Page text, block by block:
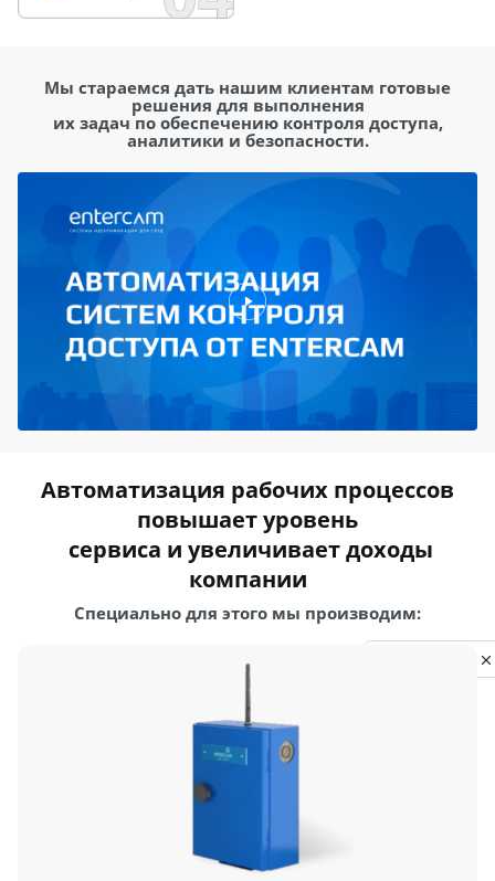
Мы стараемся дать нашим клиентам готовые
решения для выполнения
их задач по обеспечению контроля доступа,
аналитики и безопасности.
Автоматизация рабочих процессов
повышает уровень
сервиса и увеличивает доходы
компании
Специально для этого мы производим: